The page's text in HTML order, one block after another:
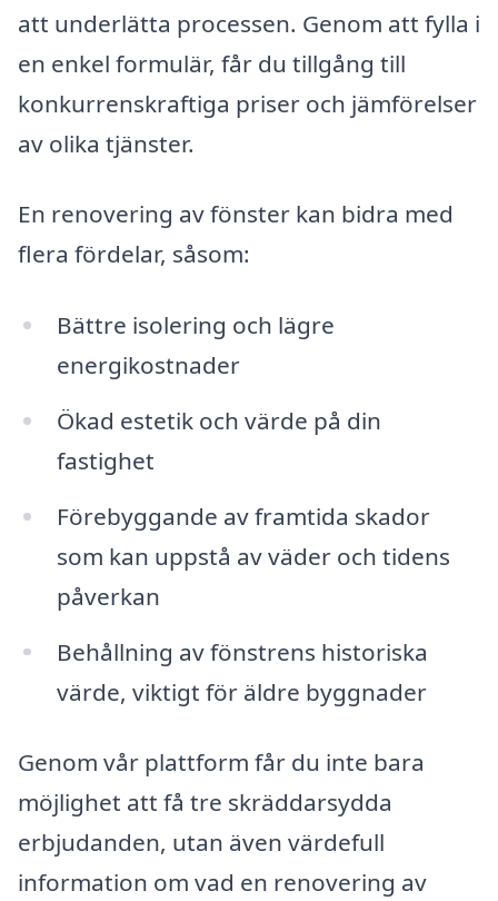
att underlätta processen. Genom att fylla i
en enkel formulär, får du tillgång till
konkurrenskraftiga priser och jämförelser
av olika tjänster.
En renovering av fönster kan bidra med
flera fördelar, såsom:
Bättre isolering och lägre
energikostnader
Ökad estetik och värde på din
fastighet
Förebyggande av framtida skador
som kan uppstå av väder och tidens
påverkan
Behållning av fönstrens historiska
värde, viktigt för äldre byggnader
Genom vår plattform får du inte bara
möjlighet att få tre skräddarsydda
erbjudanden, utan även värdefull
information om vad en renovering av